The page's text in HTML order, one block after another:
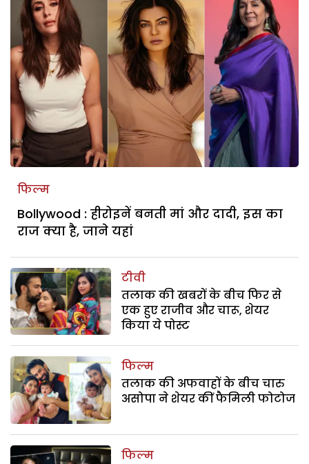
फिल्म
Bollywood : हीरोइनें बनती मां और दादी, इस का
राज क्या है, जाने यहां
टीवी
तलाक की खबरों के बीच फिर से
एक हुए राजीव और चारू, शेयर
किया ये पोस्ट
फिल्म
तलाक की अफवाहों के बीच चारु
असोपा ने शेयर कीं फैमिली फोटोज
फिल्म